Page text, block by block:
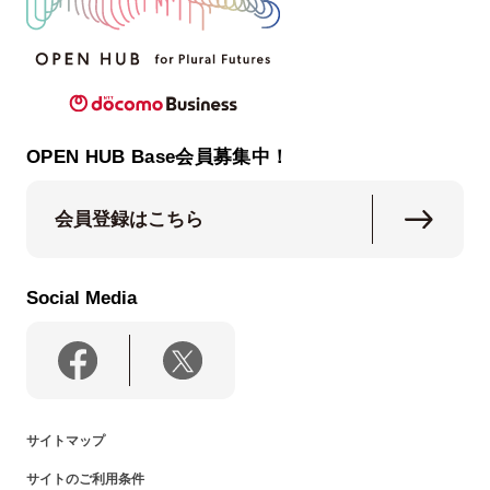
OPEN HUB Base会員募集中！
会員登録はこちら
Social Media
サイトマップ
サイトのご利用条件